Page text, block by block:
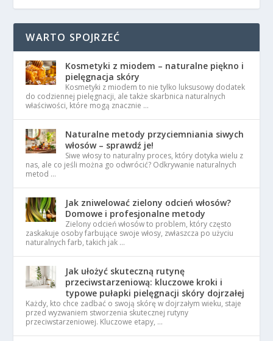
WARTO SPOJRZEĆ
Kosmetyki z miodem – naturalne piękno i
pielęgnacja skóry
Kosmetyki z miodem to nie tylko luksusowy dodatek
do codziennej pielęgnacji, ale także skarbnica naturalnych
właściwości, które mogą znacznie …
Naturalne metody przyciemniania siwych
włosów – sprawdź je!
Siwe włosy to naturalny proces, który dotyka wielu z
nas, ale co jeśli można go odwrócić? Odkrywanie naturalnych
metod …
Jak zniwelować zielony odcień włosów?
Domowe i profesjonalne metody
Zielony odcień włosów to problem, który często
zaskakuje osoby farbujące swoje włosy, zwłaszcza po użyciu
naturalnych farb, takich jak …
Jak ułożyć skuteczną rutynę
przeciwstarzeniową: kluczowe kroki i
typowe pułapki pielęgnacji skóry dojrzałej
Każdy, kto chce zadbać o swoją skórę w dojrzałym wieku, staje
przed wyzwaniem stworzenia skutecznej rutyny
przeciwstarzeniowej. Kluczowe etapy, …